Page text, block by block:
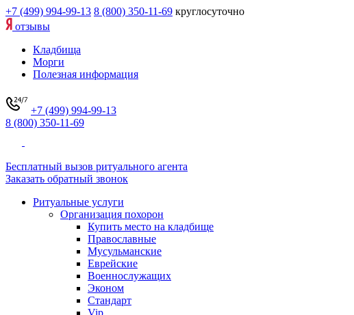
+7 (499) 994-99-13 8 (800) 350-11-69 круглосуточно
отзывы
Кладбища
Морги
Полезная информация
+7 (499) 994-99-13
8 (800) 350-11-69
Бесплатный вызов ритуального агента
Заказать обратный звонок
Ритуальные услуги
Организация похорон
Купить место на кладбище
Православные
Мусульманские
Еврейские
Военнослужащих
Эконом
Стандарт
Vip